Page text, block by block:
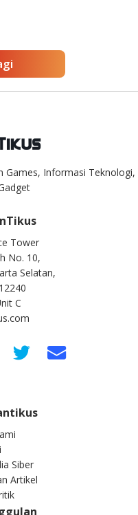
Games, Informasi Teknologi,
Tower
No. 10,
Selatan,
C
Siber
Artikel